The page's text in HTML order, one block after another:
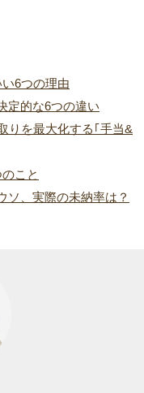
6つの理由
定的な6つの違い
りを最大化する｢手当&
こと
ソ、実際の未納率は？